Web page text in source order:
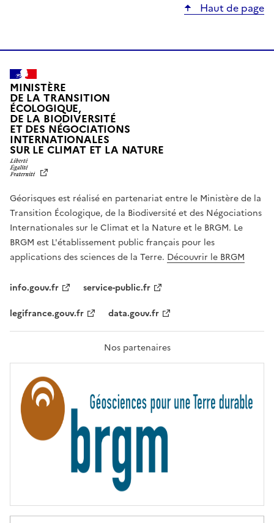
Haut de page
MINISTÈRE
DE LA TRANSITION
ÉCOLOGIQUE,
DE LA BIODIVERSITÉ
ET DES NÉGOCIATIONS
INTERNATIONALES
SUR LE CLIMAT ET LA NATUREL
T
É
,
É
G
A
L
F
A
T
R
T
É
Géorisques est réalisé en partenariat entre le Ministère de la
Transition Écologique, de la Biodiversité et des Négociations
Internationales sur le Climat et la Nature et le BRGM. Le
BRGM est L'établissement public français pour les
applications des sciences de la Terre. Découvrir le BRGM
info.gouv.fr
service-public.fr
legifrance.gouv.fr
data.gouv.fr
Nos partenaires